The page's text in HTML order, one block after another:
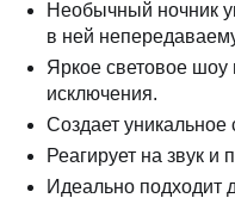
Необычный ночник
в ней
Яркое световое шоу
исключения.
Создает уникальное
Реагирует на звук и
Идеально подходит